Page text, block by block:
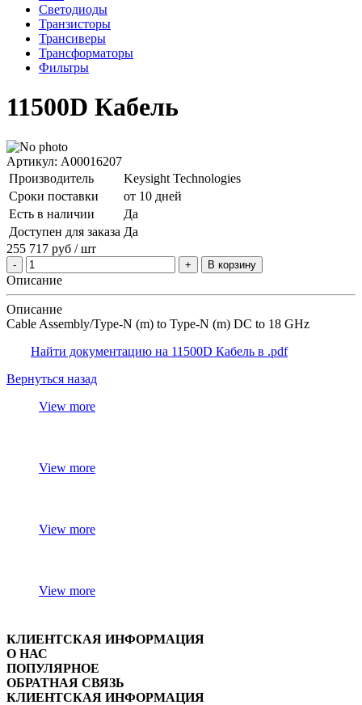
Светодиоды
Транзисторы
Трансиверы
Трансформаторы
Фильтры
11500D Кабель
Артикул: A00016207
Производитель
Keysight Technologies
Сроки поставки
от 10 дней
Есть в наличии
Да
Доступен для заказа Да
255 717 руб / шт
В корзину
Описание
Описание
Cable Assembly/Type-N (m) to Type-N (m) DC to 18 GHz
Найти документацию на 11500D Кабель в .pdf
Вернуться назад
View more
View more
View more
View more
КЛИЕНТСКАЯ ИНФОРМАЦИЯ
О НАС
ПОПУЛЯРНОЕ
ОБРАТНАЯ СВЯЗЬ
КЛИЕНТСКАЯ ИНФОРМАЦИЯ